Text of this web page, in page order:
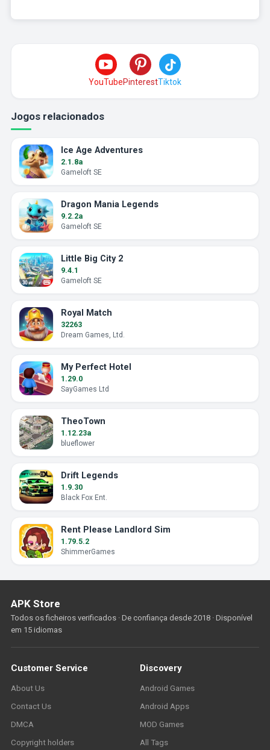
YouTubePinterestTiktok
Jogos relacionados
Ice Age Adventures
2.1.8a
Gameloft SE
Dragon Mania Legends
9.2.2a
Gameloft SE
Little Big City 2
9.4.1
Gameloft SE
Royal Match
32263
Dream Games, Ltd.
My Perfect Hotel
1.29.0
SayGames Ltd
TheoTown
1.12.23a
blueflower
Drift Legends
1.9.30
Black Fox Ent.
Rent Please Landlord Sim
1.79.5.2
ShimmerGames
APK Store
Todos os ficheiros verificados · De confiança desde 2018 · Disponível
em 15 idiomas
Customer Service
About Us
Contact Us
DMCA
Copyright holders
Discovery
Android Games
Android Apps
MOD Games
All Tags